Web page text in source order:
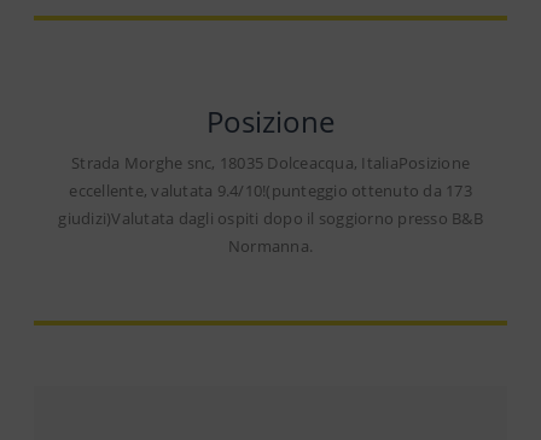
Posizione
Strada Morghe snc, 18035 Dolceacqua, ItaliaPosizione
eccellente, valutata 9.4/10!(punteggio ottenuto da 173
giudizi)Valutata dagli ospiti dopo il soggiorno presso B&B
Normanna.